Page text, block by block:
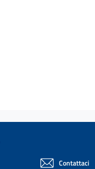
Contattaci